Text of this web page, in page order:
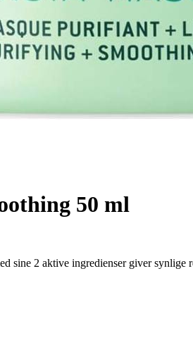
50 ml
sine 2 aktive ingredienser giver